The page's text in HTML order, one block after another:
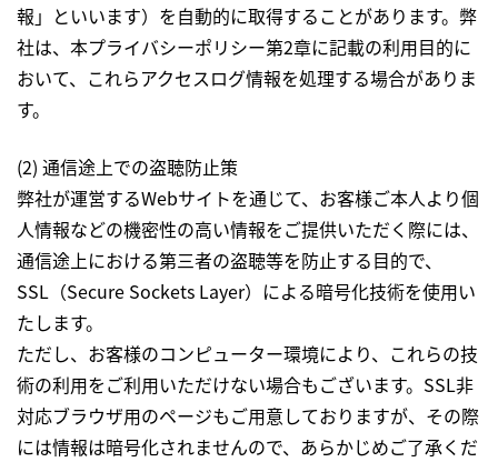
報」といいます）を自動的に取得することがあります。弊
社は、本プライバシーポリシー第2章に記載の利用目的に
おいて、これらアクセスログ情報を処理する場合がありま
す。
(2) 通信途上での盗聴防止策
弊社が運営するWebサイトを通じて、お客様ご本人より個
人情報などの機密性の高い情報をご提供いただく際には、
通信途上における第三者の盗聴等を防止する目的で、
SSL（Secure Sockets Layer）による暗号化技術を使用い
たします。
ただし、お客様のコンピューター環境により、これらの技
術の利用をご利用いただけない場合もございます。SSL非
対応ブラウザ用のページもご用意しておりますが、その際
には情報は暗号化されませんので、あらかじめご了承くだ